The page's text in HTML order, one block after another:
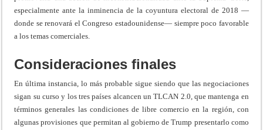
especialmente ante la inminencia de la coyuntura electoral de 2018 —
donde se renovará el Congreso estadounidense— siempre poco favorable
a los temas comerciales.
Consideraciones finales
En última instancia, lo más probable sigue siendo que las negociaciones
sigan su curso y los tres países alcancen un TLCAN 2.0, que mantenga en
términos generales las condiciones de libre comercio en la región, con
algunas provisiones que permitan al gobierno de Trump presentarlo como